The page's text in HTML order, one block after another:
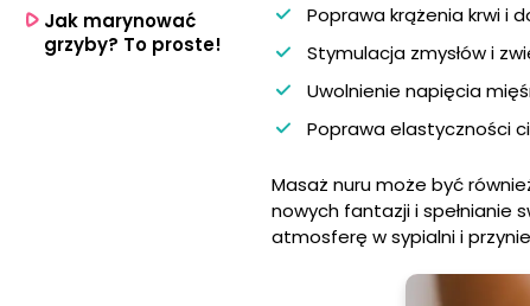
Poprawa krążenia krwi i
Stymulacja zmysłów i
Uwolnienie napięcia
Poprawa elastyczności
Masaż nuru może być
nowych fantazji i spełnianie
atmosferę w sypialni i
Jak marynować
grzyby? To proste!